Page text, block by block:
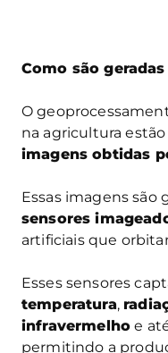
Como são
O
na agricultura
imagens obtidas
Essas imagens são
sensores
artificiais que
Esses sensores
temperatura,
infravermelho e
permitindo a